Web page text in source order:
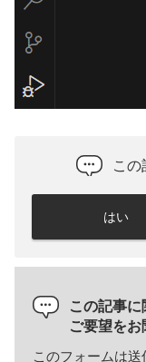
この
はい
この記事に
ご要望をお
このフォームは送